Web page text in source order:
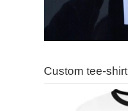
Custom tee-shirt